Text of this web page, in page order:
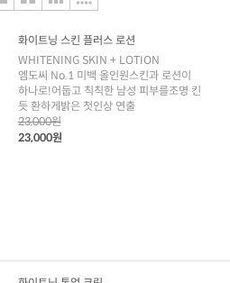
화이트닝 스킨 플러스 로션
WHITENING SKIN + LOTION
엠도씨 No.1 미백 올인원스킨과 로션이
하나로!어둡고 칙칙한 남성 피부를조명 킨
듯 환하게밝은 첫인상 연출
23,000원
23,000원